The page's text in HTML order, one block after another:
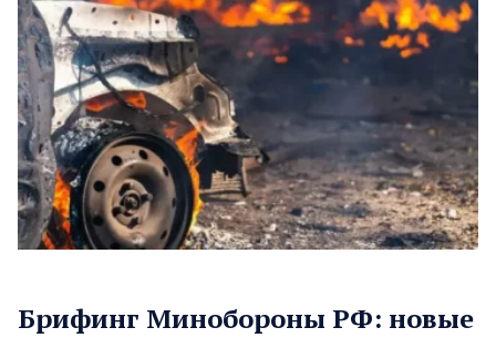
Брифинг Минобороны РФ: новые